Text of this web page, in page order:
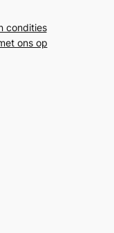
condities
ons op